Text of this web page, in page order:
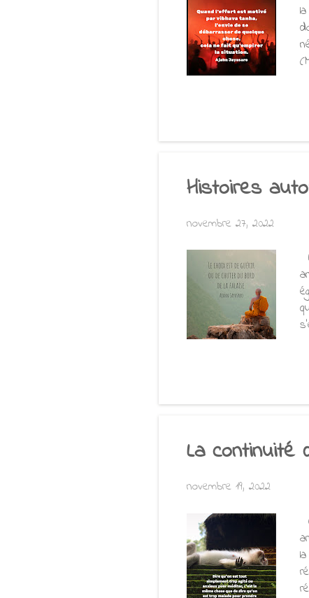
Histoires
novembre 27, 2022
La continuité
novembre 19, 2022